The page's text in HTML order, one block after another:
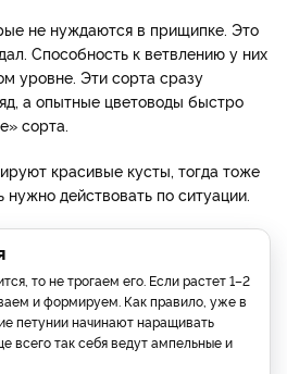
не нуждаются в прищипке. Это
Способность к ветвлению у них
уровне. Эти сорта сразу
а опытные цветоводы быстро
сорта.
красивые кусты, тогда тоже
действовать по ситуации.
то не трогаем его. Если растет 1–2
и формируем. Как правило, уже в
петунии начинают наращивать
всего так себя ведут ампельные и